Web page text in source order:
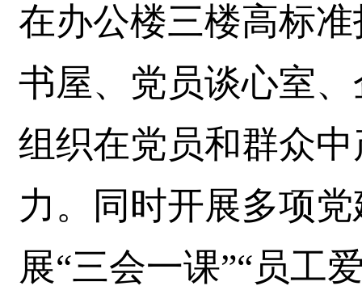
在办公楼三楼高标
书屋、党员谈心室
组织在党员和群众
力。同时开展多项
展“三会一课”“员工